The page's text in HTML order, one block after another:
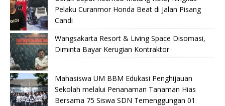
Pelaku Curanmor Honda Beat di Jalan Pisang
Candi
Wangsakarta Resort & Living Space Disomasi,
Diminta Bayar Kerugian Kontraktor
Mahasiswa UM BBM Edukasi Penghijauan
Sekolah melalui Penanaman Tanaman Hias
Bersama 75 Siswa SDN Temenggungan 01